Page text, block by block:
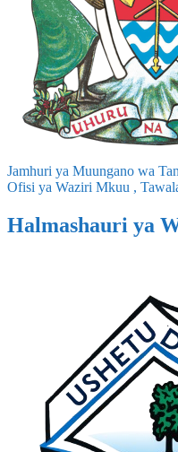
Jamhuri ya Muungano wa
Ofisi ya Waziri Mkuu ,
Halmashauri ya